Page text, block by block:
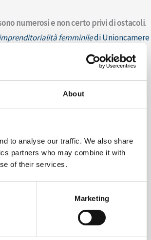
About
to analyse our traffic. We also share
partners who may combine it with
of their services.
Marketing
numerosi e non certo privi di ostacoli.
femminiledi Unioncamere
infatti come l’imprenditoria più
più di 2mila in più le imprese
delle imprese femminili si è
più donne scelgano di mettere a
ancora a prevalente presenza
successo che possono condurre